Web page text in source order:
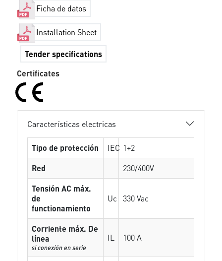
Ficha de datos
Installation Sheet
Tender specifications
Certificates
Características electricas
Tipo de protección IEC 1+2
Red
230/400V
Tensión AC máx.
de
functionamiento
Uc 330 Vac
Corriente máx. De
línea
si conexión en serie
IL 100 A